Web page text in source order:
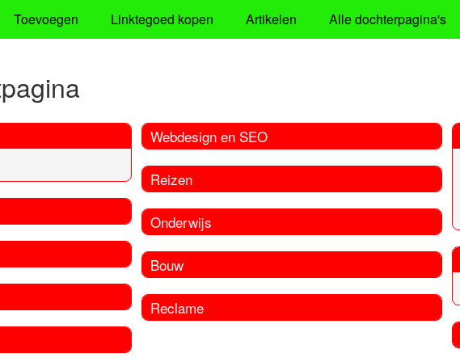
Toevoegen Linktegoed kopen Artikelen Alle dochterpagina's
Webdesign en SEO
Reizen
Onderwijs
Bouw
Reclame